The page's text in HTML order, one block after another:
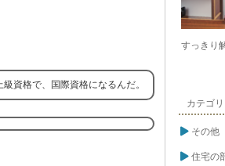
資格で、国際資格になるんだ。
すっきり
カテゴ
その他
住宅の